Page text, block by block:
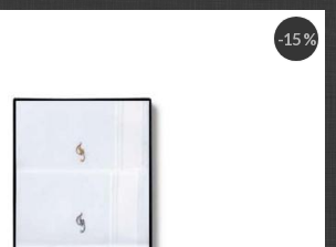
-15 %